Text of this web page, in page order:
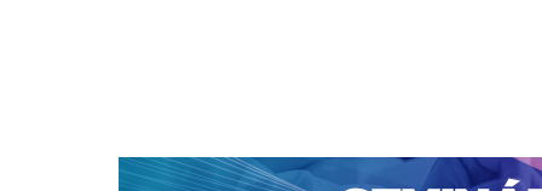
CAPA SOBRE ACESSO